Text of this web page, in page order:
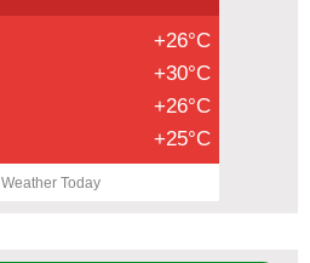
+26°C
+30°C
+26°C
+25°C
Weather Today